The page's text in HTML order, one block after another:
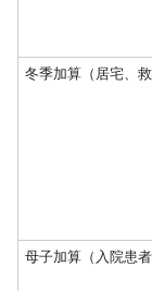
冬季加算（居宅、救
母子加算（入院患者